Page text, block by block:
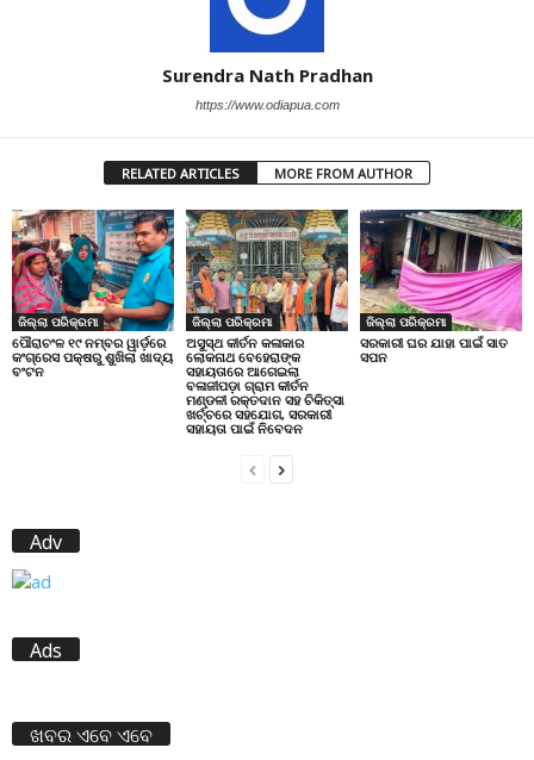
Surendra Nath Pradhan
https://www.odiapua.com
RELATED ARTICLES MORE FROM AUTHOR
ଜିଲ୍ଲା ପରିକ୍ରମା
ପୌରାଚଂଳ ୧୯ ନମ୍ବର ୱାର୍ଡ଼ରେ
କଂଗ୍ରେସ ପକ୍ଷରୁ ଶୁଖିଲା ଖାଦ୍ୟ
ବଂଟନ
ଜିଲ୍ଲା ପରିକ୍ରମା
ଅସୁସ୍ଥ କୀର୍ତନ କଳାକାର
ଲୋକନାଥ ବେହେରାଙ୍କ
ସହାୟତାରେ ଆଗେଇଲା
ବଳାଜୀପଡ଼ା ଗ୍ରାମ କୀର୍ତନ
ମଣ୍ଡଳୀ ରକ୍ତଦାନ ସହ ଚିକିତ୍ସା
ଖର୍ଚ୍ଚରେ ସହଯୋଗ, ସରକାରୀ
ସହାୟତା ପାଇଁ ନିବେଦନ
ଜିଲ୍ଲା ପରିକ୍ରମା
ସରକାରୀ ଘର ଯାହା ପାଇଁ ସାତ
ସପନ
Adv
Ads
ଖବର ଏବେ ଏବେ